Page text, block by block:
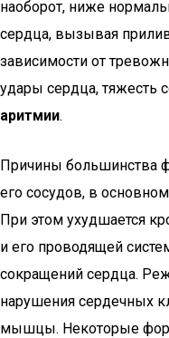
наоборот, ниже
сердца, вызывая
зависимости от
удары сердца, тяжесть
аритмии.
Причины большинства
его сосудов, в
При этом ухудшается
и его проводящей
сокращений сердца.
нарушения сердечных
мышцы. Некоторые